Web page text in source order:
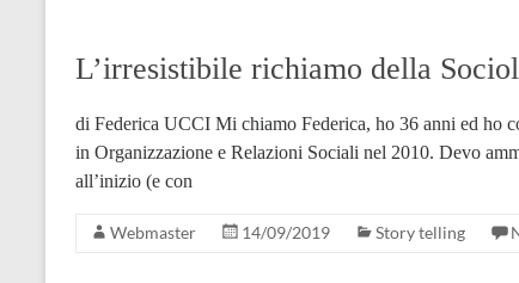
L’irresistibile richiamo della
di Federica UCCI Mi chiamo Federica, ho 36 anni ed ho
in Organizzazione e Relazioni Sociali nel 2010. Devo
all’inizio (e con
Webmaster 14/09/2019 Story telling